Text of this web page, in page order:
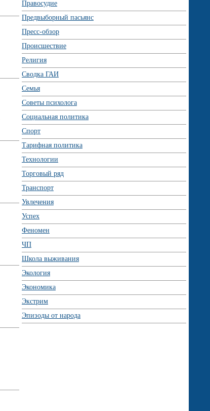
Правосудие
Предвыборный пасьянс
Пресс-обзор
Происшествие
Религия
Сводка ГАИ
Семья
Советы психолога
Социальная политика
Спорт
Тарифная политика
Технологии
Торговый ряд
Транспорт
Увлечения
Успех
Феномен
ЧП
Школа выживания
Экология
Экономика
Экстрим
Эпизоды от народа